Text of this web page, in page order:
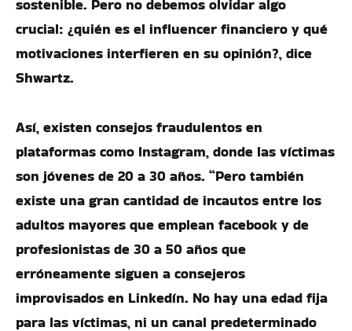
sostenible. Pero no debemos olvidar algo
crucial: ¿quién es el influencer financiero y qué
motivaciones interfieren en su opinión?, dice
Shwartz.
Así, existen consejos fraudulentos en
plataformas como Instagram, donde las víctimas
son jóvenes de 20 a 30 años. “Pero también
existe una gran cantidad de incautos entre los
adultos mayores que emplean facebook y de
profesionistas de 30 a 50 años que
erróneamente siguen a consejeros
improvisados en Linkedín. No hay una edad fija
para las víctimas, ni un canal predeterminado